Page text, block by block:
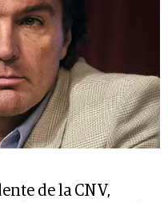
de la CNV,